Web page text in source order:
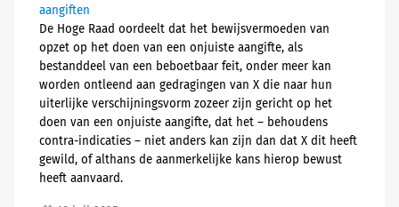
aangiften
De Hoge Raad oordeelt dat het bewijsvermoeden van
opzet op het doen van een onjuiste aangifte, als
bestanddeel van een beboetbaar feit, onder meer kan
worden ontleend aan gedragingen van X die naar hun
uiterlijke verschijningsvorm zozeer zijn gericht op het
doen van een onjuiste aangifte, dat het – behoudens
contra-indicaties – niet anders kan zijn dan dat X dit heeft
gewild, of althans de aanmerkelijke kans hierop bewust
heeft aanvaard.